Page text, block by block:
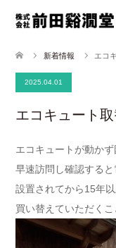
新着情報 エコ
2025.04.01
エコキュート
エコキュートが動か
早速訪問し確認すると
設置されてから15年
買い替えていただくこ